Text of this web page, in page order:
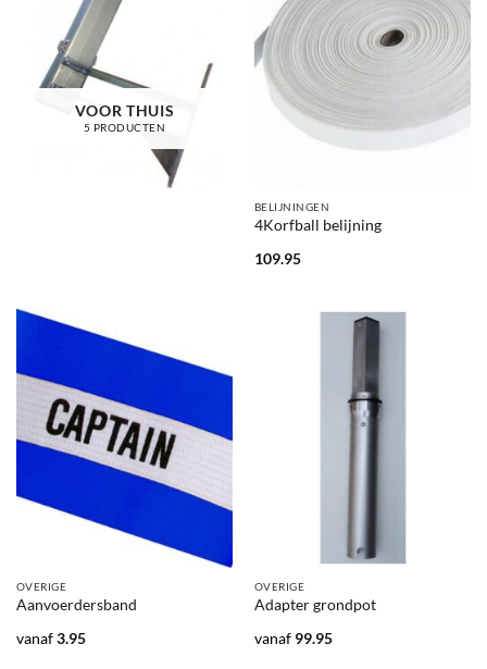
VOOR THUIS
5 PRODUCTEN
BELIJNINGEN
4Korfball belijning
109.95
OVERIGE
Aanvoerdersband
vanaf3.95
OVERIGE
Adapter grondpot
vanaf 99.95